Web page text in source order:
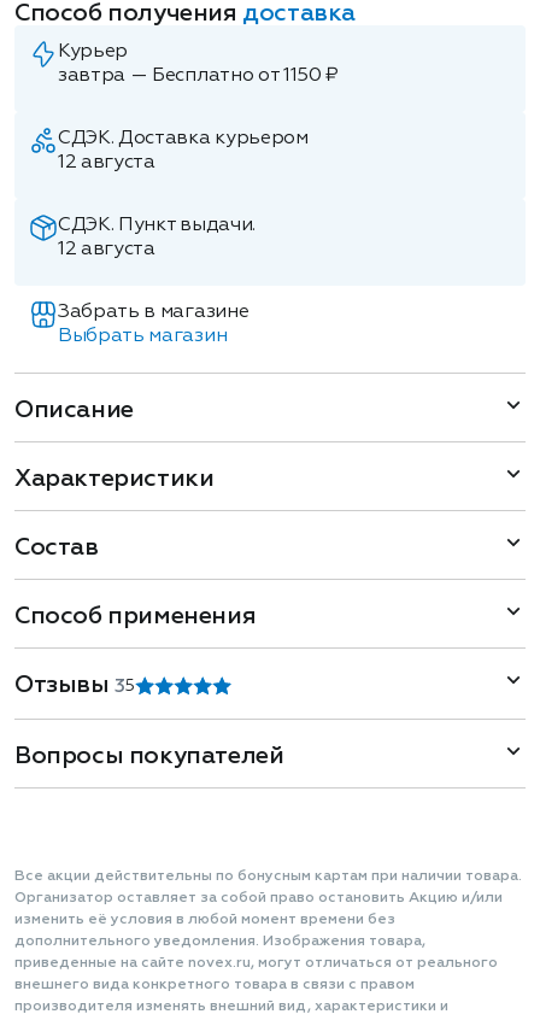
Способ получения доставка
Курьер
завтра — Бесплатно от 1150 ₽
СДЭК. Доставка курьером
12 августа
СДЭК. Пункт выдачи.
12 августа
Забрать в магазине
Выбрать магазин
Описание
Характеристики
Состав
Способ применения
Отзывы35
Вопросы покупателей
Все акции действительны по бонусным картам при наличии товара.
Организатор оставляет за собой право остановить Акцию и/или
изменить её условия в любой момент времени без
дополнительного уведомления. Изображения товара,
приведенные на сайте novex.ru, могут отличаться от реального
внешнего вида конкретного товара в связи с правом
производителя изменять внешний вид, характеристики и